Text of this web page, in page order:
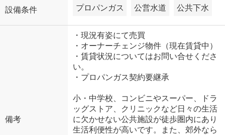
設備条件 プロパンガス 公営水道 公共下水
備考
・現況有姿にて売買
・オーナーチェンジ物件（現在賃貸中）
・賃貸状況についてはお問い合せくださ
い。
・プロパンガス契約要継承
小・中学校、コンビニやスーパー、ドラ
ッグストア、クリニックなど日々の生活
に欠かせない公共施設が徒歩圏内にあり
生活利便性が高いです。また、郊外なら